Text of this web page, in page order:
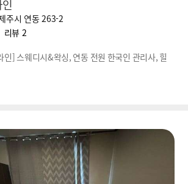
주시 연동 263-2
리뷰 2
인] 스웨디시&왁싱, 연동 전원 한국인 관리사, 힐